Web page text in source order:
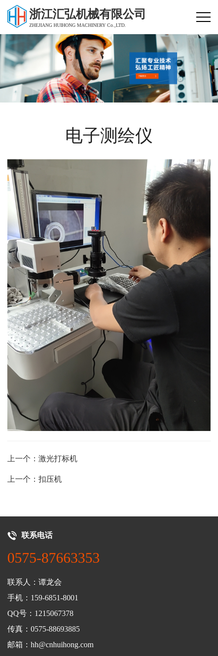
浙江汇弘机械有限公司
ZHEJIANG HUIHONG MACHINERY Co.,LTD.
电子测绘仪
上一个：激光打标机
上一个：扣压机
联系电话
0575-87663353
联系人：谭龙会
手机：159-6851-8001
QQ号：1215067378
传真：0575-88693885
邮箱：hh@cnhuihong.com